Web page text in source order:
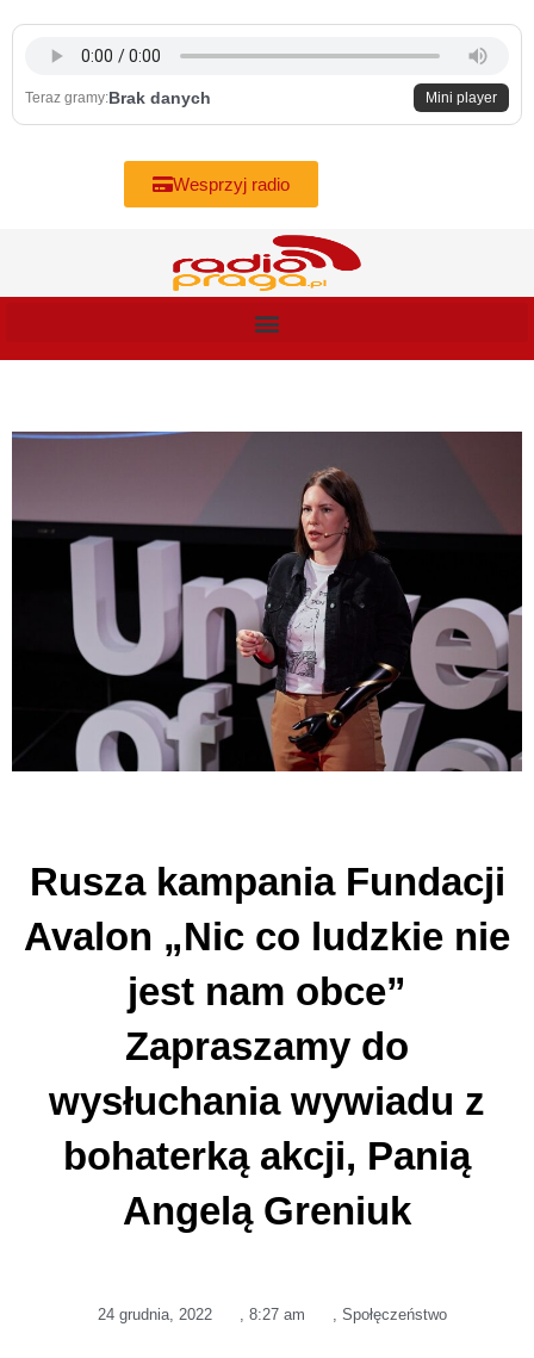
content
Teraz gramy:Brak danych Mini player
Wesprzyj radio
Rusza kampania Fundacji
Avalon „Nic co ludzkie nie
jest nam obce”
Zapraszamy do
wysłuchania wywiadu z
bohaterką akcji, Panią
Angelą Greniuk
24 grudnia, 2022 , 8:27 am , Społęczeństwo